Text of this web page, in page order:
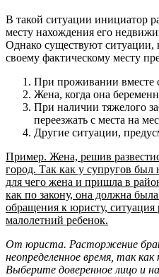
В такой ситуации инициатор
месту нахождения его
Однако существуют ситуации,
своему фактическому месту
При проживании вместе
Жена, когда она
При наличии тяжелого
переезжать с места на
Другие ситуации,
Пример. Жена, решив
город. Так как у супругов
для чего жена и пришла в
как по закону, она должна
обращения к юристу, ситуация
малолетний ребенок.
От юриста. Расторжение
неопределенное время, так
Выберите доверенное лицо и